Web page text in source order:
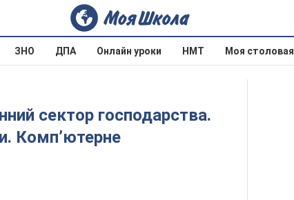
ЗНО ДПА Онлайн уроки НМТ Моя столовая
Комп’ютерне